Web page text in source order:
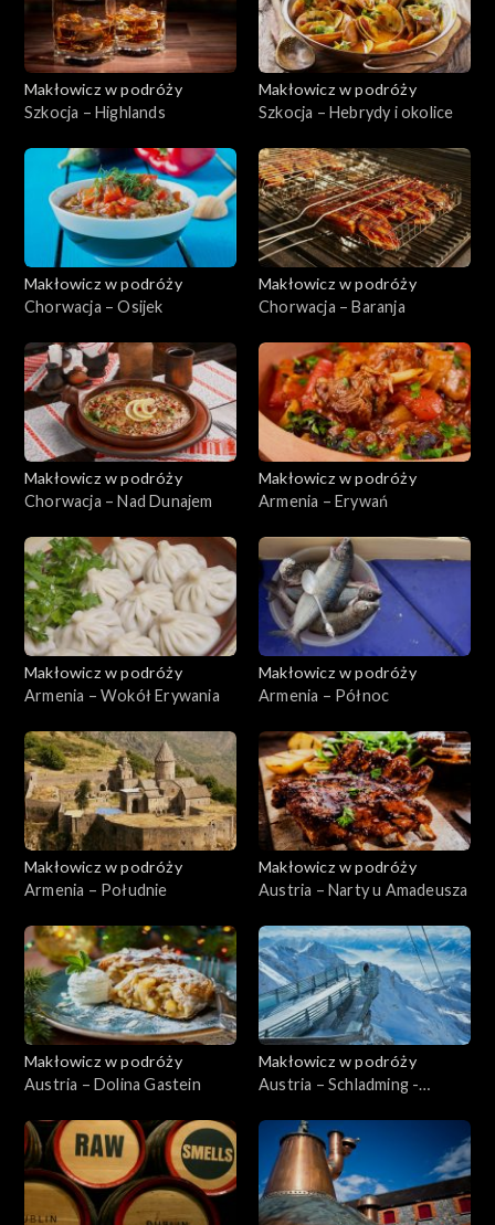
Makłowicz w podróży
Szkocja – Highlands
Makłowicz w podróży
Szkocja – Hebrydy i okolice
Makłowicz w podróży
Chorwacja – Osijek
Makłowicz w podróży
Chorwacja – Baranja
Makłowicz w podróży
Chorwacja – Nad Dunajem
Makłowicz w podróży
Armenia – Erywań
Makłowicz w podróży
Armenia – Wokół Erywania
Makłowicz w podróży
Armenia – Północ
Makłowicz w podróży
Armenia – Południe
Makłowicz w podróży
Austria – Narty u Amadeusza
Makłowicz w podróży
Austria – Dolina Gastein
Makłowicz w podróży
Austria – Schladming -